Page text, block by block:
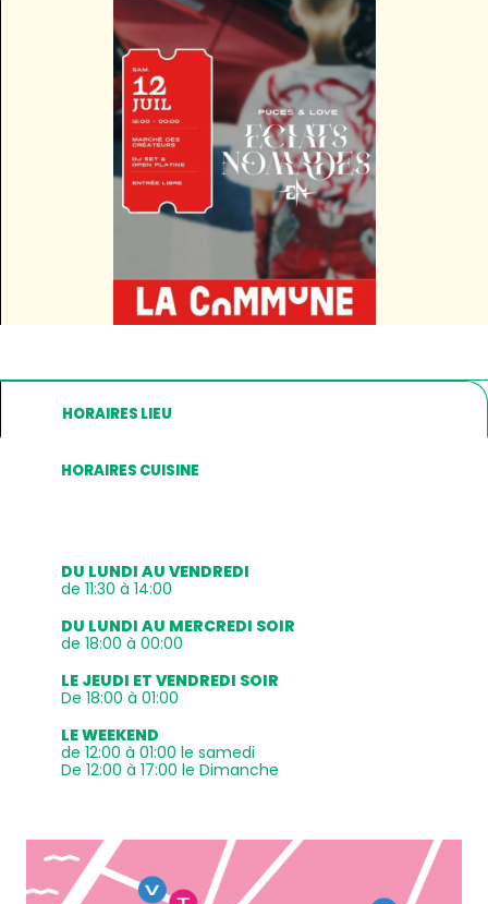
HORAIRES LIEU
HORAIRES CUISINE
DU LUNDI AU VENDREDI
de 11:30 à 14:00
DU LUNDI AU MERCREDI SOIR
de 18:00 à 00:00
LE JEUDI ET VENDREDI SOIR
De 18:00 à 01:00
LE WEEKEND
de 12:00 à 01:00 le samedi
De 12:00 à 17:00 le Dimanche